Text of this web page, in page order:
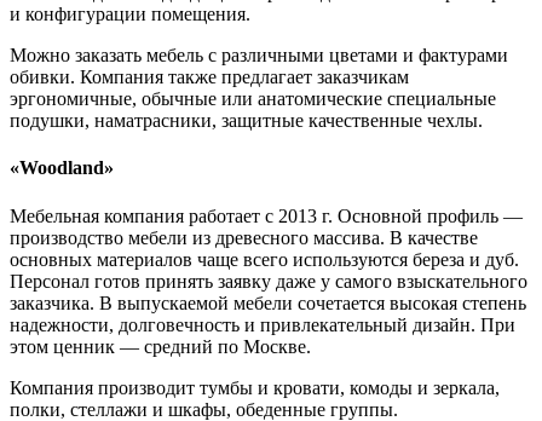
и конфигурации помещения.
Можно заказать мебель с различными цветами и фактурами
обивки. Компания также предлагает заказчикам
эргономичные, обычные или анатомические специальные
подушки, наматрасники, защитные качественные чехлы.
«Woodland»
Мебельная компания работает с 2013 г. Основной профиль —
производство мебели из древесного массива. В качестве
основных материалов чаще всего используются береза и дуб.
Персонал готов принять заявку даже у самого взыскательного
заказчика. В выпускаемой мебели сочетается высокая степень
надежности, долговечность и привлекательный дизайн. При
этом ценник — средний по Москве.
Компания производит тумбы и кровати, комоды и зеркала,
полки, стеллажи и шкафы, обеденные группы.